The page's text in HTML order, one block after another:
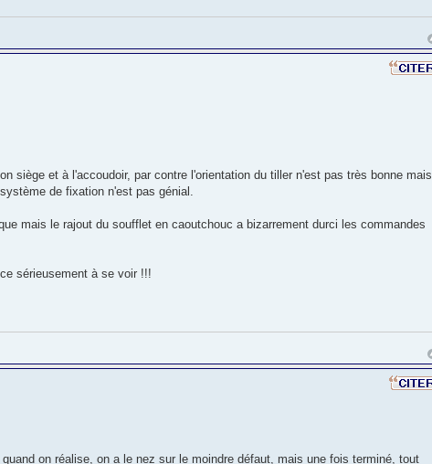
siège et à l'accoudoir, par contre l'orientation du tiller n'est pas très bonne mais
de fixation n'est pas génial.
mais le rajout du soufflet en caoutchouc a bizarrement durci les commandes
sérieusement à se voir !!!
on réalise, on a le nez sur le moindre défaut, mais une fois terminé, tout